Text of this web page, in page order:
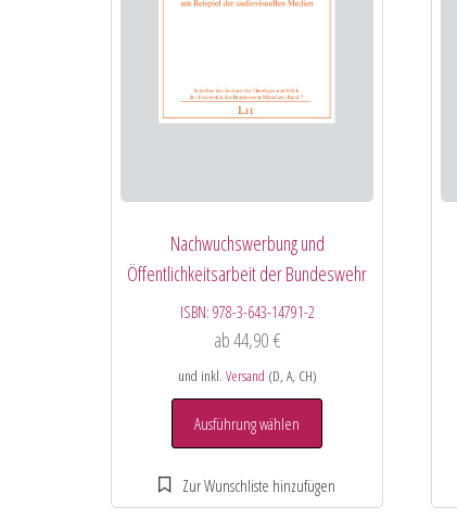
Nachwuchswerbung und
Öffentlichkeitsarbeit der Bundeswehr
ISBN: 978-3-643-14791-2
ab44,90 €
und inkl. Versand (D, A, CH)
Ausführung wählen